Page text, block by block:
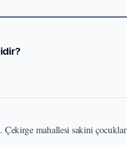
Çekirge mahallesi sakini çocuklar